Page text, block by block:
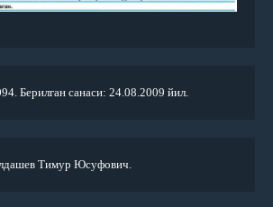
Берилган санаси: 24.08.2009 йил.
Тимур Юсуфович.